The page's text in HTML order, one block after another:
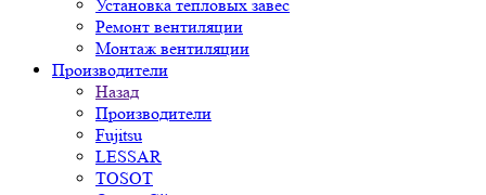
Установка тепловых завес
Ремонт вентиляции
Монтаж вентиляции
Производители
Назад
Производители
Fujitsu
LESSAR
TOSOT